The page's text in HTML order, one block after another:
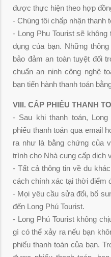
được thực hiện theo hợp
- Chúng tôi chấp nhận thanh
- Long Phu Tourist sẽ
dụng của bạn. Những
bảo đảm an toàn tuyệt đối
chuẩn an ninh công nghệ
bạn tiến hành thanh toán
VIII. CẤP PHIẾU THANH
- Sau khi thanh toán,
phiếu thanh toán qua email
ra như là bằng chứng của
trình cho Nhà cung cấp dịch
- Tất cả thông tin về du
cách chính xác tại thời điểm
- Mọi yêu cầu sửa đổi, bổ
đến Long Phú Tourist.
- Long Phú Tourist không
gì có thể xảy ra nếu bạn
phiếu thanh toán của bạn.